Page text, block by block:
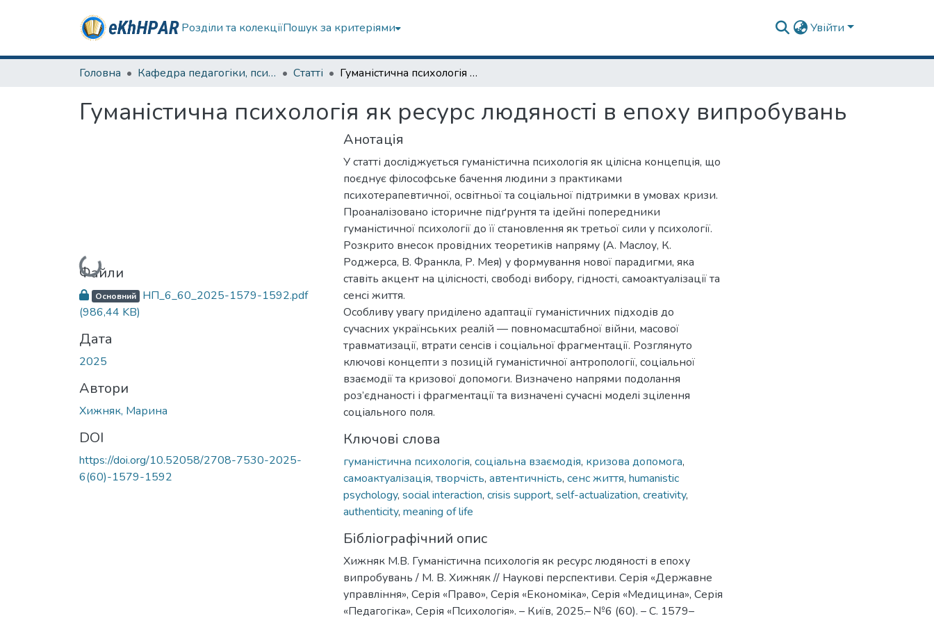
Розділи та колекціїПошук за критеріями Увійти
Головна Кафедра педагогіки, психології, початкової освіти та освітнього менеджменту Статті Гуманістична психологія як ресурс людяності в епоху випробувань
Гуманістична психологія як ресурс людяності в епоху випробувань
Вантажиться...
Файли
Основний НП_6_60_2025-1579-1592.pdf
(986,44 KB)
Дата
2025
Автори
Хижняк, Марина
DOI
https://doi.org/10.52058/2708-7530-2025-
6(60)-1579-1592
Анотація
У статті досліджується гуманістична психологія як цілісна концепція, що
поєднує філософське бачення людини з практиками
психотерапевтичної, освітньої та соціальної підтримки в умовах кризи.
Проаналізовано історичне підґрунтя та ідейні попередники
гуманістичної психології до її становлення як третьої сили у психології.
Розкрито внесок провідних теоретиків напряму (А. Маслоу, К.
Роджерса, В. Франкла, Р. Мея) у формування нової парадигми, яка
ставіть акцент на цілісності, свободі вибору, гідності, самоактуалізації та
сенсі життя.
Особливу увагу приділено адаптації гуманістичних підходів до
сучасних українських реалій — повномасштабної війни, масової
травматизації, втрати сенсів і соціальної фрагментації. Розглянуто
ключові концепти з позицій гуманістичної антропології, соціальної
взаємодії та кризової допомоги. Визначено напрями подолання
роз’єднаності і фрагментації та визначені сучасні моделі зцілення
соціального поля.
Ключові слова
гуманістична психологія, соціальна взаємодія, кризова допомога,
самоактуалізація, творчість, автентичність, сенс життя, humanistic
psychology, social interaction, crisis support, self-actualization, creativity,
authenticity, meaning of life
Бібліографічний опис
Хижняк М.В. Гуманістична психологія як ресурс людяності в епоху
випробувань / М. В. Хижняк // Наукові перспективи. Серія «Державне
управління», Серія «Право», Серія «Економіка», Серія «Медицина», Серія
«Педагогіка», Серія «Психологія». – Київ, 2025.– №6 (60). – С. 1579–